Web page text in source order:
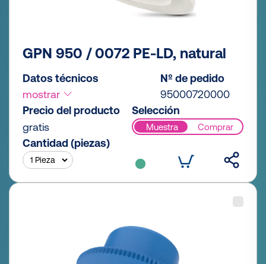
GPN 950 / 0072 PE-LD, natural
Datos técnicos
mostrar
Nº de pedido
95000720000
Precio del producto
gratis
Selección
Muestra Comprar
Cantidad (piezas)